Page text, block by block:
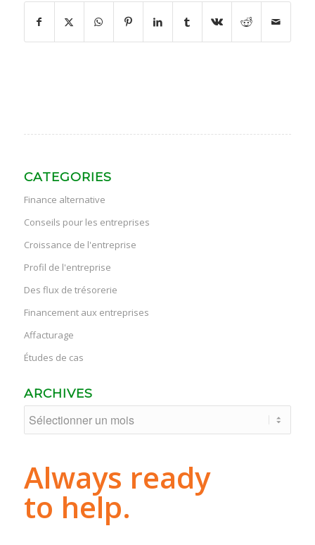
CATEGORIES
Finance alternative
Conseils pour les entreprises
Croissance de l'entreprise
Profil de l'entreprise
Des flux de trésorerie
Financement aux entreprises
Affacturage
Études de cas
ARCHIVES
Always ready
to help.